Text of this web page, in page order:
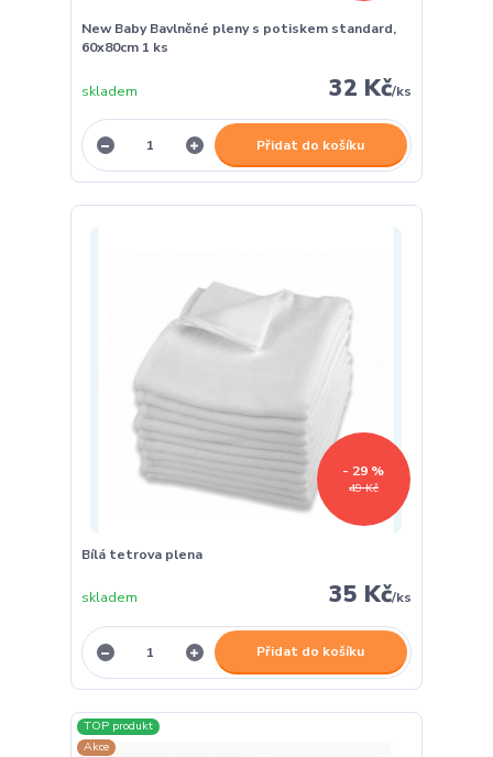
New Baby Bavlněné pleny s potiskem standard,
60x80cm 1 ks
32 Kč/ks
skladem
Přidat do košíku
49 Kč
- 29 %
Bílá tetrova plena
35 Kč/ks
skladem
Přidat do košíku
TOP produkt
Akce